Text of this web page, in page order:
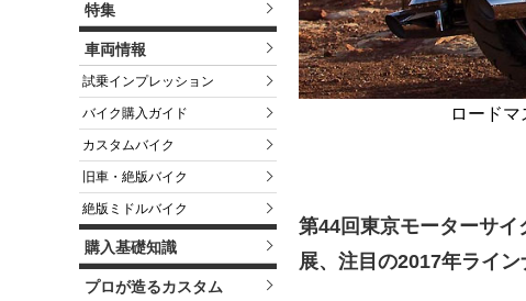
特集
車両情報
試乗インプレッション
バイク購入ガイド
カスタムバイク
旧車・絶版バイク
絶版ミドルバイク
購入基礎知識
プロが造るカスタム
ロード
第44回東京モーターサ
展、注目の2017年ライ